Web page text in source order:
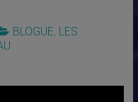
BLOGUE, LES